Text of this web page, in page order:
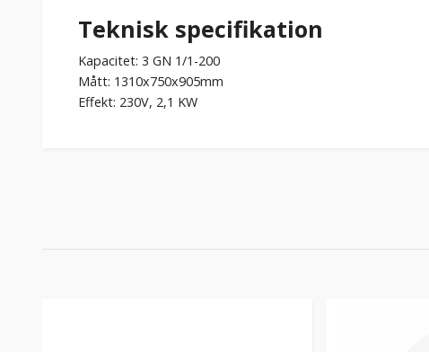
Teknisk specifikation
Kapacitet: 3 GN 1/1-200
Mått: 1310x750x905mm
Effekt: 230V, 2,1 KW